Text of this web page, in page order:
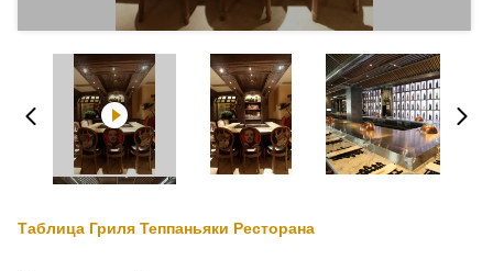
Таблица Гриля Теппаньяки Ресторана